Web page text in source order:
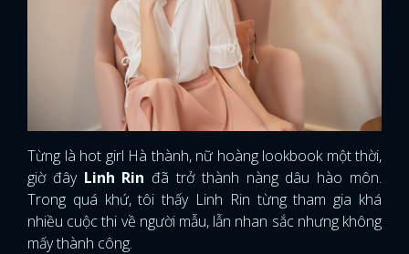
Từng là hot girl Hà thành, nữ hoàng lookbook một thời,
giờ đây Linh Rin đã trở thành nàng dâu hào môn.
Trong quá khứ, tôi thấy Linh Rin từng tham gia khá
nhiều cuộc thi về người mẫu, lẫn nhan sắc nhưng không
mấy thành công.